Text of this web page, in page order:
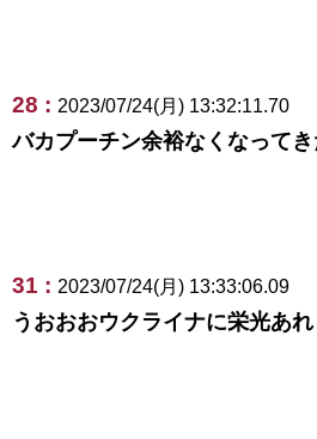
28 : 2023/07/24(月) 13:32:11.70
バカプーチン余裕なくなってき
31 : 2023/07/24(月) 13:33:06.09
うおおおウクライナに栄光あれ